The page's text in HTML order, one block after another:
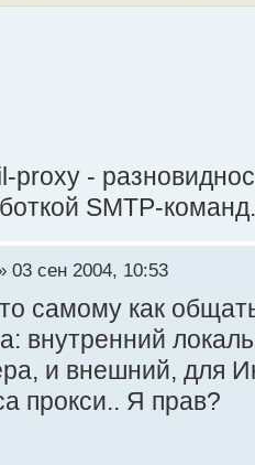
proxy -
SMTP-команд.
03 сен 2004, 10:53
самому как
внутренний
и внешний, для
прокси.. Я прав?